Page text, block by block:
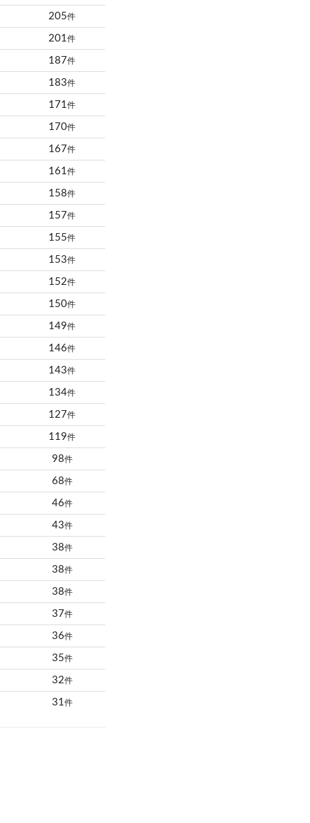
205件
201件
187件
183件
171件
170件
167件
161件
158件
157件
155件
153件
152件
150件
149件
146件
143件
134件
127件
119件
98件
68件
46件
43件
38件
38件
38件
37件
36件
35件
32件
31 件